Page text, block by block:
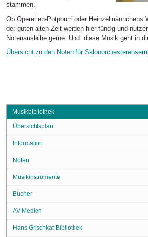
stammen.
Ob Operetten-Potpourri oder Heinzelmännchens
der guten alten Zeit werden hier fündig und
Notenausleihe gerne. Und: diese Musik geht in
Übersicht zu den Noten für
Musikbibliothek
Übersichtsplan
Information
Noten
Musikinstrumente
Bücher
AV-Medien
Hans Grischkat-Bibliothek